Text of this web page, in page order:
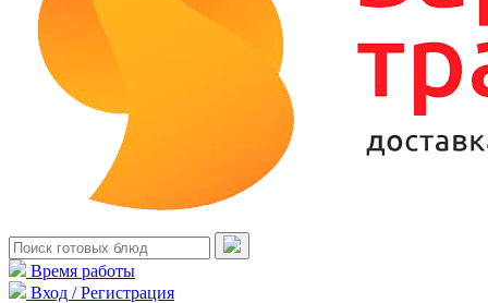
Время работы
Вход / Регистрация